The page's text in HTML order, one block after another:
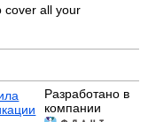
cover all your
Разработано в
компании